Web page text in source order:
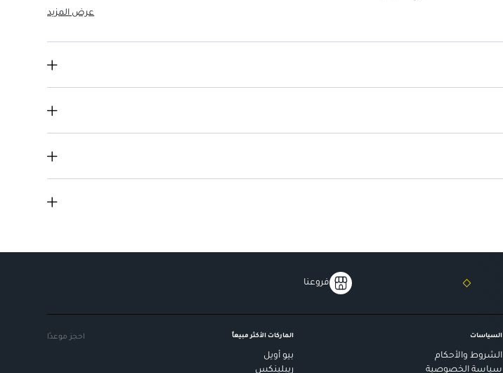
سهولة الاستخدام: يتيح تطبيقًا دقيقًا وسهلًا.
عرض المزيد
فروعنا
السياسات
الشروط والأحكام
سياسة الخصوصية
الماركات الأكثر مبيعاً
بيو أويل
ريبلينكس
احجز موعدًا